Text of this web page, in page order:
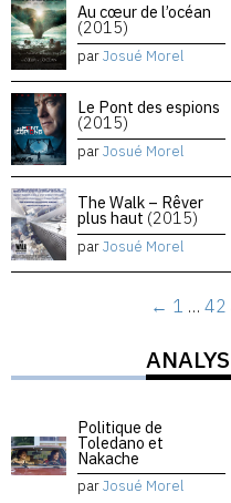
Au cœur de l’océan
(2015)
parJosué Morel
Le Pont des espions
(2015)
parJosué Morel
The Walk – Rêver
plus haut (2015)
parJosué Morel
← 1 … 42
Politique de
Toledano et
Nakache
parJosué Morel